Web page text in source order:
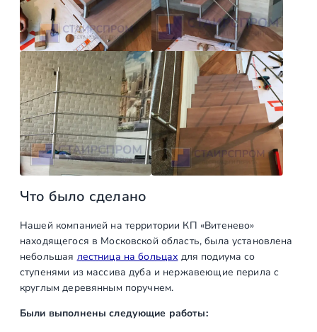
е
п
е
р
и
л
а
л
е
с
т
н
ц
ы
н
а
б
о
Что было сделано
Нашей компанией на территории КП «Витенево»
находящегося в Московской область, была установлена
небольшая лестница на больцах для подиума со
ступенями из массива дуба и нержавеющие перила с
круглым деревянным поручнем.
Были выполнены следующие работы: